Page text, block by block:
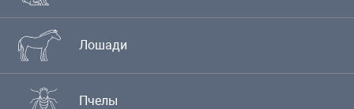
Лошади
Пчелы